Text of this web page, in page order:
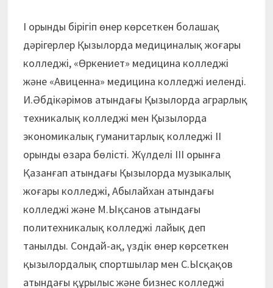
І орынды бірігіп өнер көрсеткен болашақ
дәрігерлер Қызылорда медициналық жоғары
колледжі, «Өркениет» медицина колледжі
және «Авиценна» медицина колледжі иеленді.
И.Әбдікәрімов атындағы Қызылорда аграрлық
техникалық колледжі мен Қызылорда
экономикалық гуманитарлық колледжі ІІ
орынды өзара бөлісті. Жүлделі ІІІ орынға
Қазанғап атындағы Қызылорда музыкалық
жоғары колледжі, Абылайхан атындағы
колледжі және М.Ықсанов атындағы
политехникалық колледжі лайық деп
танылды. Сондай-ақ, үздік өнер көрсеткен
қызылордалық спортшылар мен С.Ысқақов
атындағы құрылыс және бизнес колледжі